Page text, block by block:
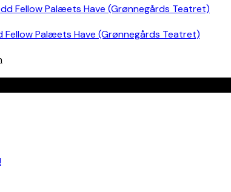
Fellow Palæets Have (Grønnegårds Teatret)